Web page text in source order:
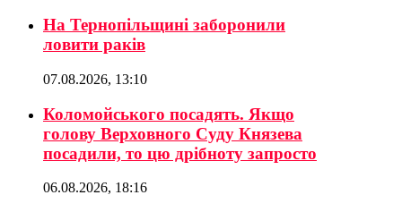
На Тернопільщині заборонили
ловити раків
07.08.2026, 13:10
Коломойського посадять. Якщо
голову Верховного Суду Князева
посадили, то цю дрібноту запросто
06.08.2026, 18:16